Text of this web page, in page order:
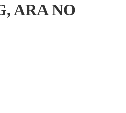
ARA NO